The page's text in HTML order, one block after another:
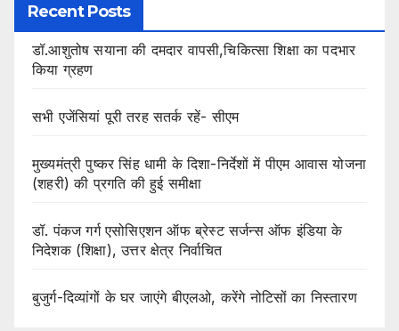
Recent Posts
डॉ.आशुतोष सयाना की दमदार वापसी,चिकित्सा शिक्षा का पदभार
किया ग्रहण
सभी एजेंसियां पूरी तरह सतर्क रहें- सीएम
मुख्यमंत्री पुष्कर सिंह धामी के दिशा-निर्देशों में पीएम आवास योजना
(शहरी) की प्रगति की हुई समीक्षा
डॉ. पंकज गर्ग एसोसिएशन ऑफ ब्रेस्ट सर्जन्स ऑफ इंडिया के
निदेशक (शिक्षा), उत्तर क्षेत्र निर्वाचित
बुजुर्ग-दिव्यांगों के घर जाएंगे बीएलओ, करेंगे नोटिसों का निस्तारण